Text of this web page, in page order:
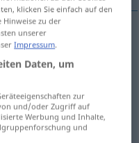
tb INFORM
klicken Sie einfach auf den
zu der
unserer
Impressum
Daten, um
zur
und/oder Zugriff auf
Werbung und Inhalte,
und